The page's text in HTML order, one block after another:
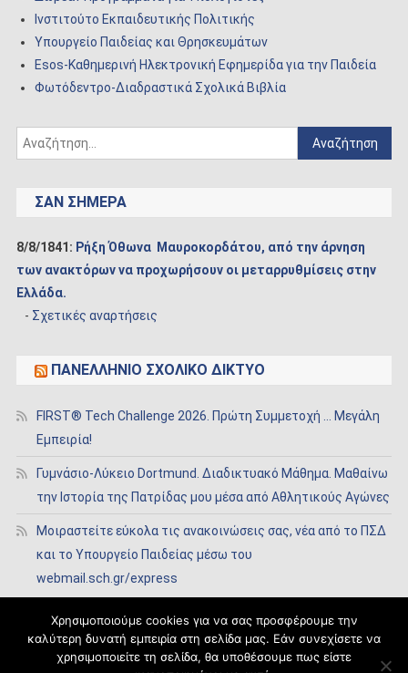
Ινστιτούτο Εκπαιδευτικής Πολιτικής
Υπουργείο Παιδείας και Θρησκευμάτων
Esos-Καθημερινή Ηλεκτρονική Εφημερίδα για την Παιδεία
Φωτόδεντρο-Διαδραστικά Σχολικά Βιβλία
Αναζήτηση
για:
ΣΑΝ ΣΉΜΕΡΑ
8/8/1841: Ρήξη Όθωνα  Μαυροκορδάτου, από την άρνηση
των ανακτόρων να προχωρήσουν οι μεταρρυθμίσεις στην
Ελλάδα.
- Σχετικές αναρτήσεις
ΠΑΝΕΛΛΉΝΙΟ ΣΧΟΛΙΚΌ ΔΊΚΤΥΟ
FIRST® Tech Challenge 2026. Πρώτη Συμμετοχή … Μεγάλη
Εμπειρία!
Γυμνάσιο-Λύκειο Dortmund. Διαδικτυακό Μάθημα. Μαθαίνω
την Ιστορία της Πατρίδας μου μέσα από Αθλητικούς Αγώνες
Μοιραστείτε εύκολα τις ανακοινώσεις σας, νέα από το ΠΣΔ
και το Υπουργείο Παιδείας μέσω του
webmail.sch.gr/express
Χρησιμοποιούμε cookies για να σας προσφέρουμε την
καλύτερη δυνατή εμπειρία στη σελίδα μας. Εάν συνεχίσετε να
χρησιμοποιείτε τη σελίδα, θα υποθέσουμε πως είστε